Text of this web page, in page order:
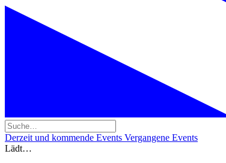
Derzeit und kommende Events Vergangene Events
Lädt…